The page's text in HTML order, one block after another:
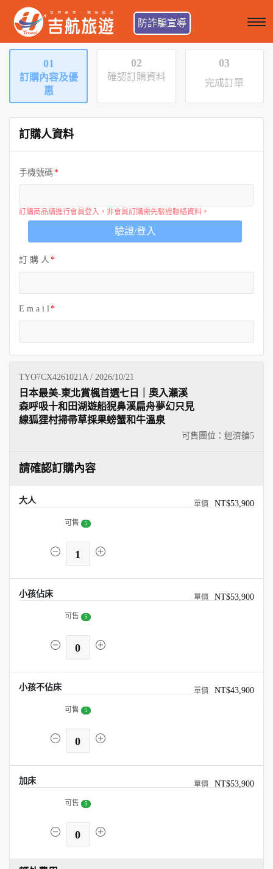
防詐騙宣導
01
訂購內容及優
惠
02
確認訂購資料
03
完成訂單
訂購人資料
手機號碼
訂購商品請進行會員登入，非會員訂購需先驗證聯絡資料。
驗證/登入
訂 購 人
E m a i l
TYO7CX4261021A / 2026/10/21
可售團位：經濟艙5
日本最美-東北賞楓首選七日｜奧入瀨溪
森呼吸十和田湖遊船猊鼻溪扁舟夢幻只見
線狐狸村掃帚草採果螃蟹和牛溫泉
請確認訂購內容
大人 NT$53,900
可售 5
1
小孩佔床 NT$53,900
可售 5
0
小孩不佔床 NT$43,900
可售 5
0
加床 NT$53,900
可售 5
0